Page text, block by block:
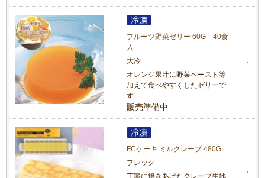
フルーツ野菜ゼリー 60G 40食
入
大冷
オレンジ果汁に野菜ペースト等
加えて食べやすくしたゼリーで
す
販売準備中
FCケーキ ミルクレープ 480G
フレック
丁寧に焼きあげたクレープ生地